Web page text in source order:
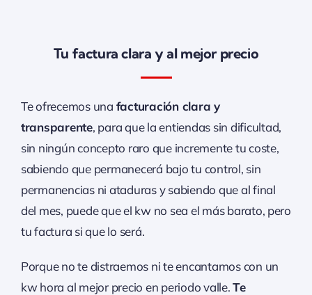
Tu factura clara y al mejor precio
Te ofrecemos una facturación clara y
transparente, para que la entiendas sin dificultad,
sin ningún concepto raro que incremente tu coste,
sabiendo que permanecerá bajo tu control, sin
permanencias ni ataduras y sabiendo que al final
del mes, puede que el kw no sea el más barato, pero
tu factura si que lo será.
Porque no te distraemos ni te encantamos con un
kw hora al mejor precio en periodo valle.Te